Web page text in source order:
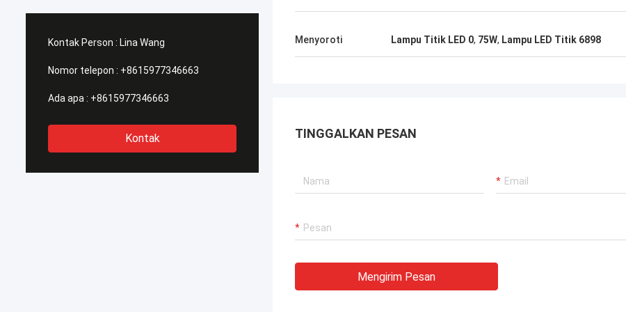
Kontak Person : Lina Wang
Nomor telepon : +8615977346663
Ada apa : +8615977346663
Kontak
Menyoroti Lampu Titik LED 0, 75W, Lampu LED Titik 6898
TINGGALKAN PESAN
Mengirim Pesan